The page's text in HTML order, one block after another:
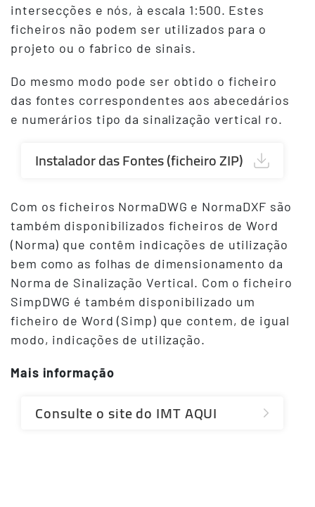
intersecções e nós, à escala 1:500. Estes
ficheiros não podem ser utilizados para o
projeto ou o fabrico de sinais.
Do mesmo modo pode ser obtido o ficheiro
das fontes correspondentes aos abecedários
e numerários tipo da sinalização vertical ro.
Instalador das Fontes (ficheiro ZIP)
Com os ficheiros NormaDWG e NormaDXF são
também disponibilizados ficheiros de Word
(Norma) que contêm indicações de utilização
bem como as folhas de dimensionamento da
Norma de Sinalização Vertical. Com o ficheiro
SimpDWG é também disponibilizado um
ficheiro de Word (Simp) que contem, de igual
modo, indicações de utilização.
Mais informação
Consulte o site do IMT AQUI